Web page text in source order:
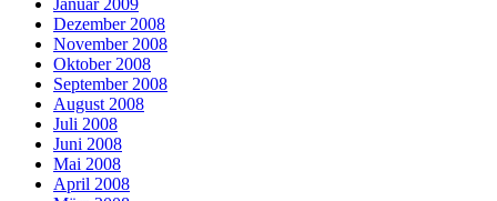
Dezember 2008
November 2008
Oktober 2008
September 2008
August 2008
Juli 2008
Juni 2008
Mai 2008
April 2008